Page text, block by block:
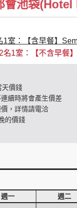
會池袋
1室：【含早餐】
2名1室：【不含早餐
天價錢
續時將會產生價差
，詳情請電洽
的價錢
週一 週二